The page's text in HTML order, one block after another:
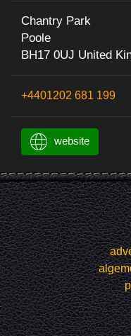
Chantry Park
Poole
BH17 0UJ United
+4401202 681 199
website